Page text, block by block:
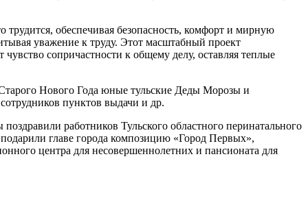
трудится, обеспечивая безопасность, комфорт и мирную
уважение к труду. Этот масштабный проект
сопричастности к общему делу, оставляя теплые
Нового Года юные тульские Деды Морозы и
пунктов выдачи и др.
работников Тульского областного перинатального
главе города композицию «Город Первых»,
центра для несовершеннолетних и пансионата для